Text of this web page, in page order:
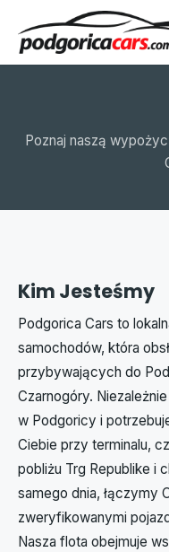
Poznaj naszą
Kim Jesteśmy
Podgorica Cars to
samochodów, która
przybywających do
Czarnogóry.
w Podgoricy i
Ciebie przy terminalu,
pobliżu Trg Republike i
samego dnia, łączymy
zweryfikowanymi
Nasza flota obejmuje